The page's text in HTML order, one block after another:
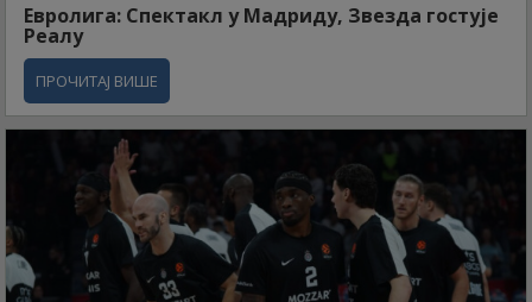
Евролига: Спектакл у Мадриду, Звезда гостује
Реалу
ПРОЧИТАЈ ВИШЕ